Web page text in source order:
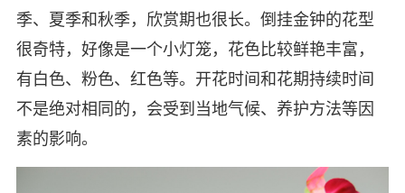
季、夏季和秋季，欣赏期也很长。倒挂金钟的花型
很奇特，好像是一个小灯笼，花色比较鲜艳丰富，
有白色、粉色、红色等。开花时间和花期持续时间
不是绝对相同的，会受到当地气候、养护方法等因
素的影响。